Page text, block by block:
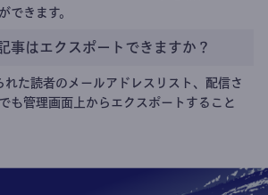
できます。
事はエクスポートできますか？
た読者のメールアドレスリスト、配信さ
も管理画面上からエクスポートすること